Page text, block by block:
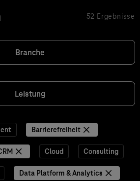
52 Ergebnisse
Branche
Leistung
Barrierefreiheit
Cloud Consulting
Data Platform & Analytics